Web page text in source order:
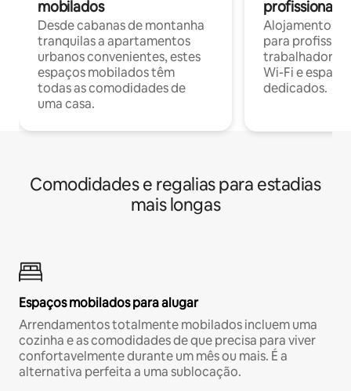
mobilados
Desde cabanas de montanha
tranquilas a apartamentos
urbanos convenientes, estes
espaços mobilados têm
todas as comodidades de
uma casa.
profissionais
Alojamentos
para
trabalhadores
Wi-Fi e
dedicados.
Comodidades e regalias para estadias
mais longas
Espaços mobilados para alugar
Arrendamentos totalmente mobilados incluem uma
cozinha e as comodidades de que precisa para viver
confortavelmente durante um mês ou mais. É a
alternativa perfeita a uma sublocação.